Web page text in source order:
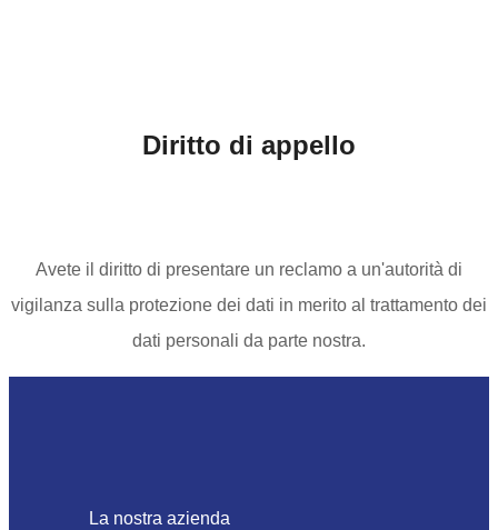
Diritto di appello
Avete il diritto di presentare un reclamo a un'autorità di
vigilanza sulla protezione dei dati in merito al trattamento dei
dati personali da parte nostra.
La nostra azienda